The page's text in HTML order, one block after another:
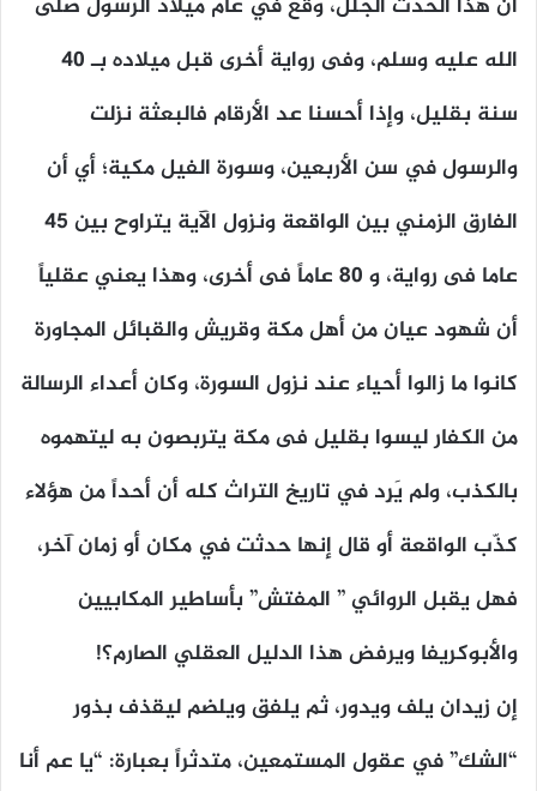
أن هذا الحدث الجلل، وقع في عام ميلاد الرسول صلى
الله عليه وسلم، وفى رواية أخرى قبل ميلاده بـ 40
سنة بقليل، وإذا أحسنا عد الأرقام فالبعثة نزلت
والرسول في سن الأربعين، وسورة الفيل مكية؛ أي أن
الفارق الزمني بين الواقعة ونزول الآية يتراوح بين 45
عاما فى رواية، و 80 عاماً فى أخرى، وهذا يعني عقلياً
أن شهود عيان من أهل مكة وقريش والقبائل المجاورة
كانوا ما زالوا أحياء عند نزول السورة، وكان أعداء الرسالة
من الكفار ليسوا بقليل فى مكة يتربصون به ليتهموه
بالكذب، ولم يَرِد في تاريخ التراث كله أن أحداً من هؤلاء
كذّب الواقعة أو قال إنها حدثت في مكان أو زمان آخر،
فهل يقبل الروائي ” المفتش” بأساطير المكابيين
والأبوكريفا ويرفض هذا الدليل العقلي الصارم؟!
إن زيدان يلف ويدور، ثم يلفق ويلضم ليقذف بذور
“الشك” في عقول المستمعين، متدثراً بعبارة: “يا عم أنا